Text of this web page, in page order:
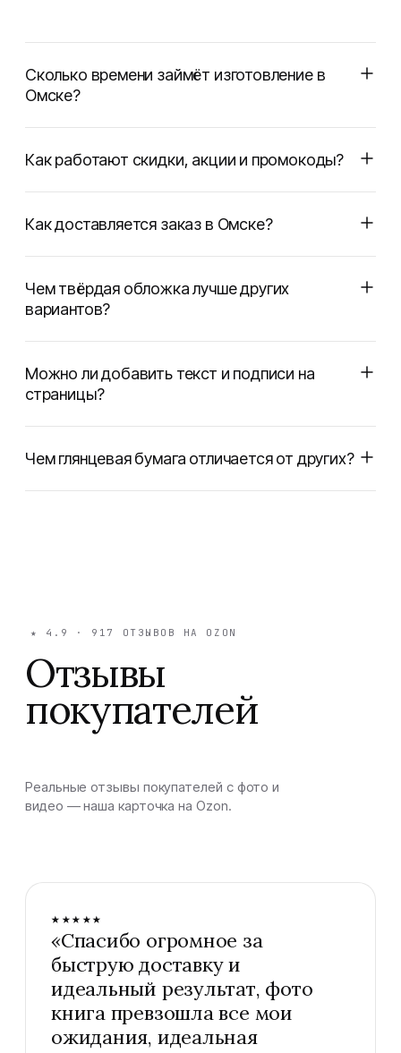
Сколько времени займёт изготовление в
Омске?
Как работают скидки, акции и промокоды?
Как доставляется заказ в Омске?
Чем твёрдая обложка лучше других
вариантов?
Можно ли добавить текст и подписи на
страницы?
Чем глянцевая бумага отличается от других?
★ 4.9 · 917 ОТЗЫВОВ НА OZON
Отзывы
покупателей
Реальные отзывы покупателей с фото и
видео — наша карточка на Ozon.
★★★★★
«Спасибо огромное за
быструю доставку и
идеальный результат, фото
книга превзошла все мои
ожидания, идеальная